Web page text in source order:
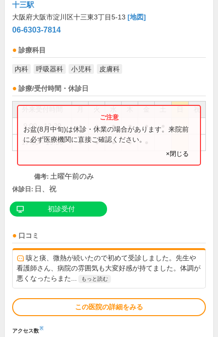
十三駅
大阪府大阪市淀川区十三東3丁目5-13 [地図]
06-6303-7814
診療科目
内科 呼吸器科 小児科 皮膚科
診療/受付時間・休診日
祝
9:00～12:30 ● ● ● ● ●
17:00～19:30 ● ● ● ●
お盆(8月中旬)は休診・休業の場合があります。来院前
に必ず医療機関に直接ご確認ください。
×閉じる
備考: 土曜午前のみ
休診日: 日、祝
初診受付
口コミ
咳と痰、微熱が続いたので初めて受診しました。先生や
看護師さん、病院の雰囲気も大変好感が持てました。体調が
悪くなったらまた...
もっと読む
この医院の詳細をみる
アクセス数※